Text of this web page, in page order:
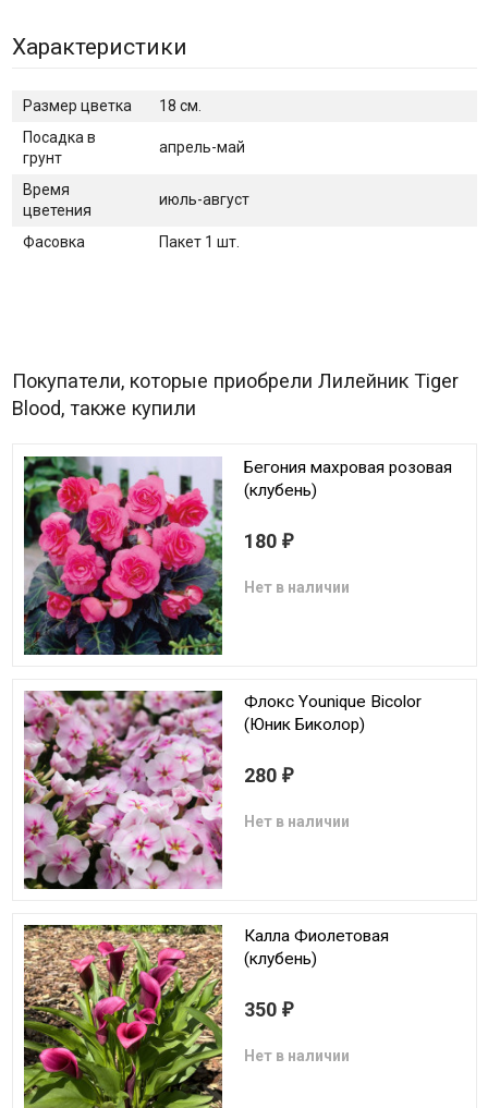
Характеристики
Размер цветка
18 см.
Посадка в
грунт
апрель-май
Время
цветения
июль-август
Фасовка Пакет 1 шт.
Покупатели, которые приобрели Лилейник Tiger
Blood, также купили
Бегония махровая розовая
(клубень)
180 ₽
Нет в наличии
Флокс Younique Bicolor
(Юник Биколор)
280 ₽
Нет в наличии
Калла Фиолетовая
(клубень)
350 ₽
Нет в наличии